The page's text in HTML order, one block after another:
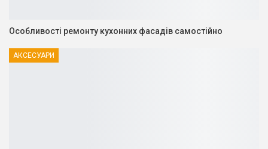
Особливості ремонту кухонних фасадів самостійно
АКСЕСУАРИ